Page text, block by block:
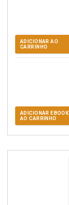
ADICIONAR AO
CARRINHO
ADICIONAR EBOOK
AO CARRINHO